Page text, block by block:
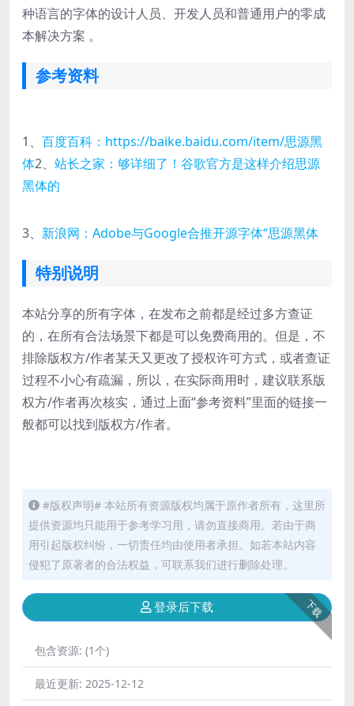
种语言的字体的设计人员、开发人员和普通用户的零成
本解决方案 。
参考资料
1、 百度百科：https://baike.baidu.com/item/思源黑
体2、 站长之家：够详细了！谷歌官方是这样介绍思源
黑体的
3、 新浪网：Adobe与Google合推开源字体“思源黑体
特别说明
本站分享的所有字体，在发布之前都是经过多方查证
的，在所有合法场景下都是可以免费商用的。但是，不
排除版权方/作者某天又更改了授权许可方式，或者查证
过程不小心有疏漏，所以，在实际商用时，建议联系版
权方/作者再次核实，通过上面“参考资料”里面的链接一
般都可以找到版权方/作者。
#版权声明# 本站所有资源版权均属于原作者所有，这里所
提供资源均只能用于参考学习用，请勿直接商用。若由于商
用引起版权纠纷，一切责任均由使用者承担。如若本站内容
侵犯了原著者的合法权益，可联系我们进行删除处理。
下载
登录后下载
包含资源: (1个)
最近更新: 2025-12-12